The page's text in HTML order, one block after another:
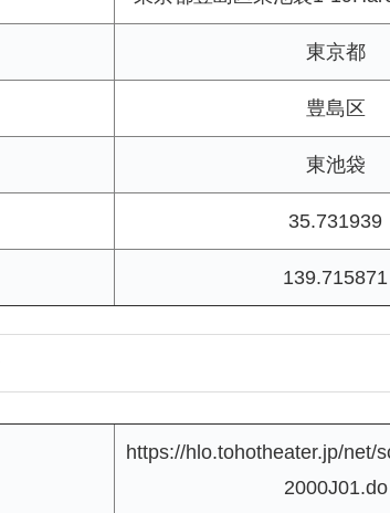
東京都
豊島区
東池袋
35.731939
139.715871
https://hlo.tohotheater.jp/net/
2000J01.do